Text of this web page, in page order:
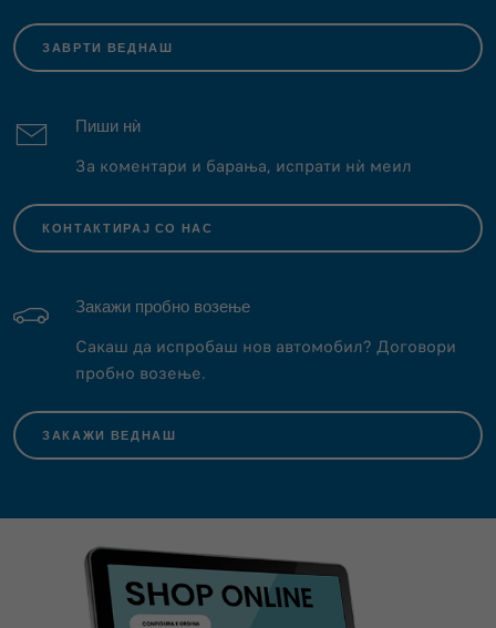
ЗАВРТИ ВЕДНАШ
Пиши нѝ
За коментари и барања, испрати нѝ меил
КОНТАКТИРАЈ СО НАС
Закажи пробно возење
Сакаш да испробаш нов автомобил? Договори
пробно возење.
ЗАКАЖИ ВЕДНАШ